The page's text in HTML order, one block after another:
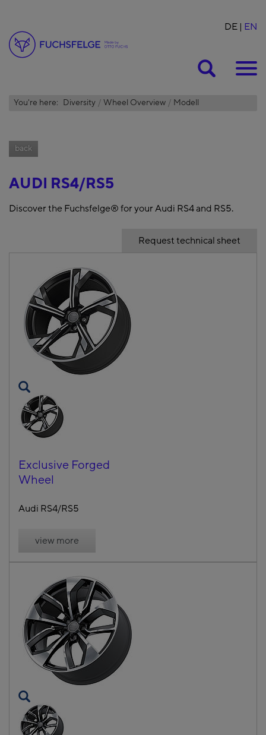
DE EN
You're here: Diversity Wheel Overview Modell
back
AUDI RS4/RS5
Discover the Fuchsfelge® for your Audi RS4 and RS5.
Request technical sheet
Exclusive Forged
Wheel
Audi RS4/RS5
view more